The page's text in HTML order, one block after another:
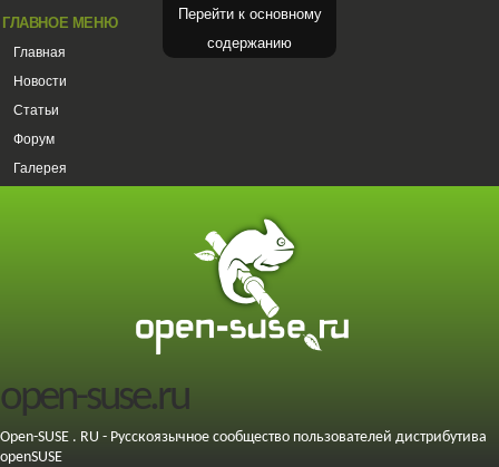
Перейти к основному
содержанию
ГЛАВНОЕ МЕНЮ
Главная
Новости
Статьи
Форум
Галерея
open-suse.ru
Open-SUSE . RU - Русскоязычное сообщество пользователей дистрибутива
openSUSE